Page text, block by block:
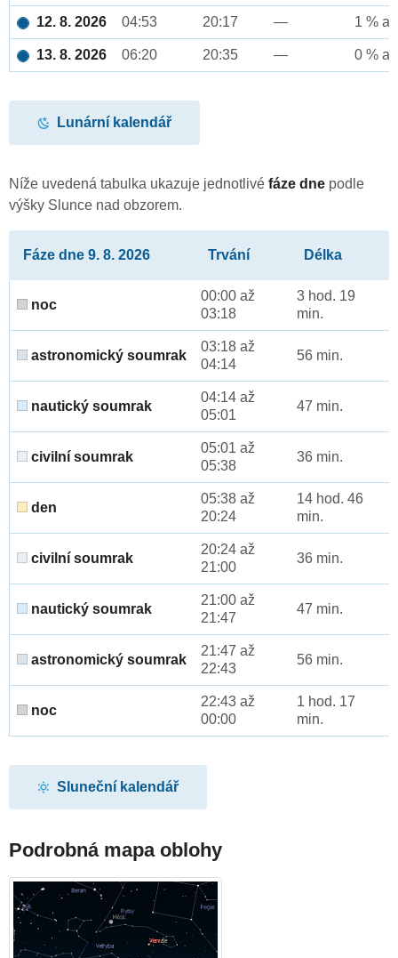
12. 8. 2026 04:53 20:17 — 1 %
13. 8. 2026 06:20 20:35 — 0 %
Lunární kalendář
Níže uvedená tabulka ukazuje jednotlivé fáze dne podle
výšky Slunce nad obzorem.
Fáze dne 9. 8. 2026 Trvání Délka
noc
00:00 až
03:18
3 hod. 19
min.
astronomický soumrak
03:18 až
04:14
56 min.
nautický soumrak
04:14 až
05:01
47 min.
civilní soumrak
05:01 až
05:38
36 min.
den
05:38 až
20:24
14 hod. 46
min.
civilní soumrak
20:24 až
21:00
36 min.
nautický soumrak
21:00 až
21:47
47 min.
astronomický soumrak
21:47 až
22:43
56 min.
noc
22:43 až
00:00
1 hod. 17
min.
Sluneční kalendář
Podrobná mapa oblohy